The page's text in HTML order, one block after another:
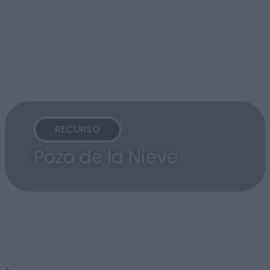
RECURSO
Pozo de la Nieve